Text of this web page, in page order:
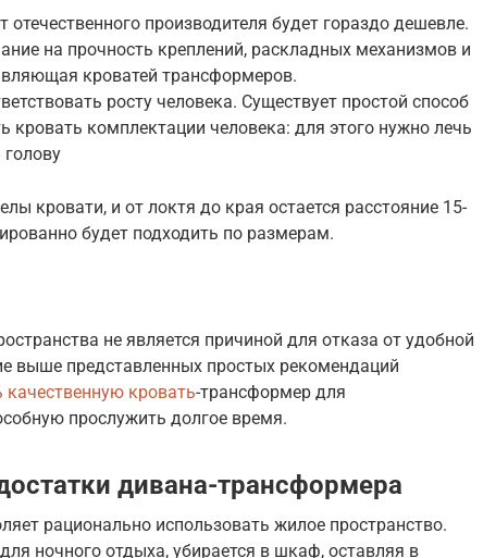
отечественного производителя будет гораздо дешевле.
на прочность креплений, раскладных механизмов и
кроватей трансформеров.
росту человека. Существует простой способ
кровать комплектации человека: для этого нужно лечь
кровати, и от локтя до края остается расстояние 15-
будет подходить по размерам.
не является причиной для отказа от удобной
выше представленных простых рекомендаций
качественную кровать-трансформер для
прослужить долгое время.
дивана-трансформера
рационально использовать жилое пространство.
ночного отдыха, убирается в шкаф, оставляя в